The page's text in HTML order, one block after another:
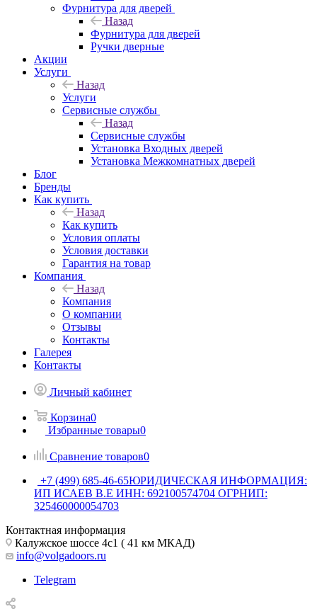
Фурнитура для дверей
Назад
Фурнитура для дверей
Ручки дверные
Акции
Услуги
Назад
Услуги
Сервисные службы
Назад
Сервисные службы
Установка Входных дверей
Установка Межкомнатных дверей
Блог
Бренды
Как купить
Назад
Как купить
Условия оплаты
Условия доставки
Гарантия на товар
Компания
Назад
Компания
О компании
Отзывы
Контакты
Галерея
Контакты
Личный кабинет
Корзина0
Избранные товары0
Сравнение товаров0
+7 (499) 685-46-65ЮРИДИЧЕСКАЯ ИНФОРМАЦИЯ:
ИП ИСАЕВ В.Е ИНН: 692100574704 ОГРНИП:
325460000054703
Контактная информация
Калужское шоссе 4с1 ( 41 км МКАД)
info@volgadoors.ru
Telegram